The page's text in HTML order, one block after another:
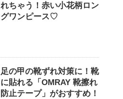
れちゃう！赤い小花柄ロン
グワンピース♡
足の甲の靴ずれ対策に！靴
に貼れる「OMRAY 靴擦れ
防止テープ」がおすすめ！